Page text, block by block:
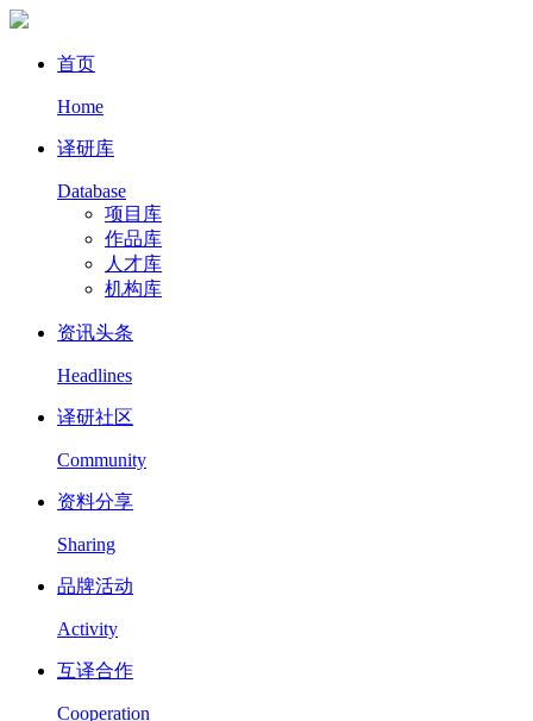
首页
Home
译研库
Database
项目库
作品库
人才库
机构库
资讯头条
Headlines
译研社区
Community
资料分享
Sharing
品牌活动
Activity
互译合作
Cooperation